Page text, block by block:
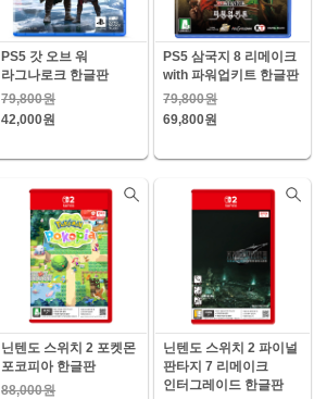
PS5 갓 오브 워
라그나로크 한글판
79,800원
42,000원
PS5 삼국지 8 리메이크
with 파워업키트 한글판
79,800원
69,800원
닌텐도 스위치 2 포켓몬
포코피아 한글판
88,000원
닌텐도 스위치 2 파이널
판타지 7 리메이크
인터그레이드 한글판